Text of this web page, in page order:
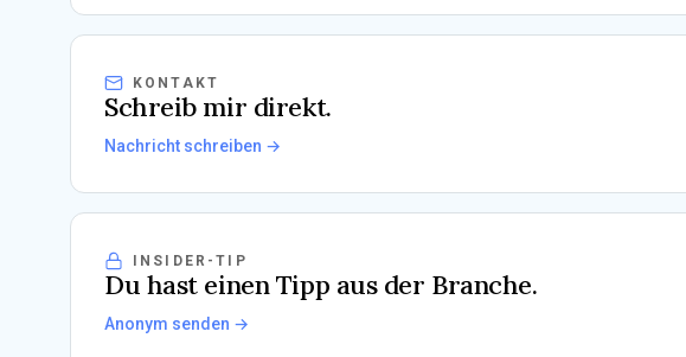
KONTAKT
Schreib mir direkt.
Nachricht schreiben →
INSIDER-TIP
Du hast einen Tipp aus der Branche.
Anonym senden →